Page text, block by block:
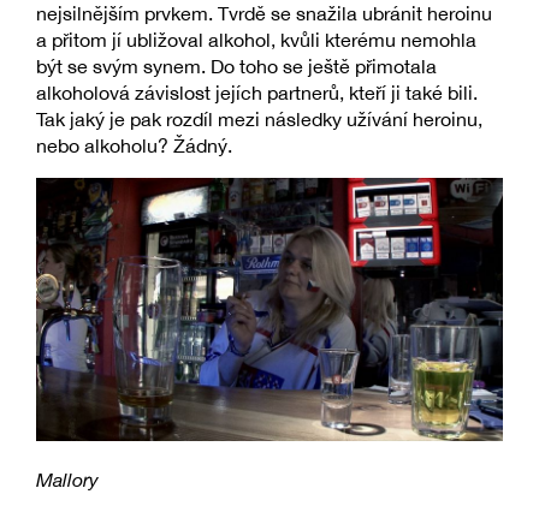
nejsilnějším prvkem. Tvrdě se snažila ubránit heroinu
a přitom jí ubližoval alkohol, kvůli kterému nemohla
být se svým synem. Do toho se ještě přimotala
alkoholová závislost jejích partnerů, kteří ji také bili.
Tak jaký je pak rozdíl mezi následky užívání heroinu,
nebo alkoholu? Žádný.
Mallory